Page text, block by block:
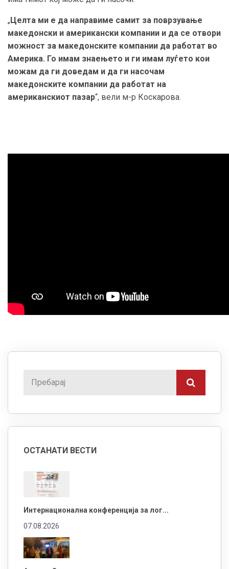
„Целта ми е да направиме самит за поврзување
македонски и американски компании и да се отвори
можност за македонските компании да работат во
Америка. Го имам знаењето и ги имам луѓето кои
можам да ги доведам и да ги насочам
македонските компании да работат на
американскиот пазар“, вели м-р Коскарова.
ОСТАНАТИ ВЕСТИ
Интернационална конференција за лог...
07.08.2026